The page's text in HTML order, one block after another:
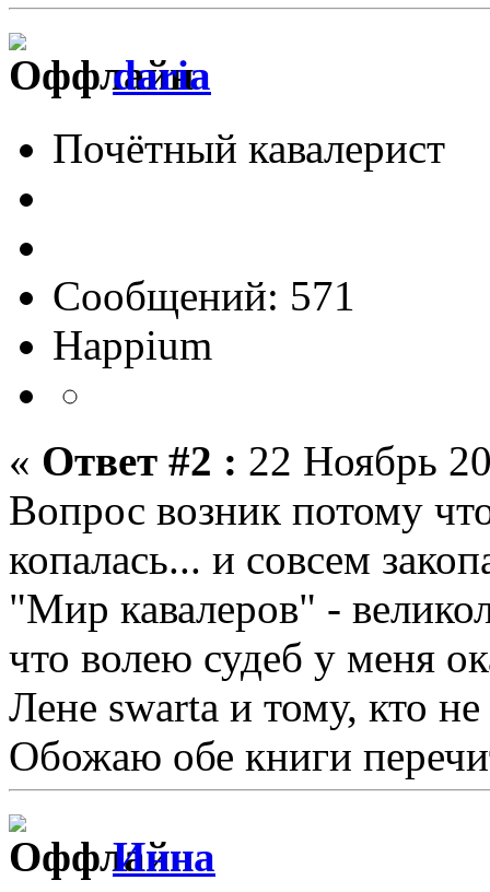
daria
Почётный кавалерист
Сообщений: 571
Happium
« Ответ #2 : 22 Ноябрь
Вопрос возник потому
копалась... и совсем
"Мир кавалеров" -
что волею судеб у меня
Лене swarta и тому, кто
Обожаю обе книги
Инна